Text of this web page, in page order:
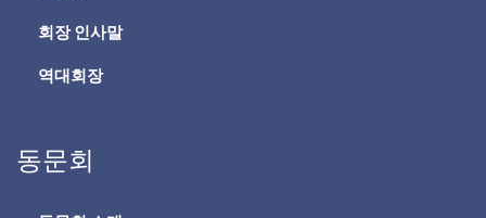
회장 인사말
역대회장
동문회